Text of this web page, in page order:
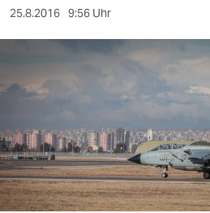
kultur
sport
berlin
wahrheit
verlag
25.8.2016 9:56 Uhr